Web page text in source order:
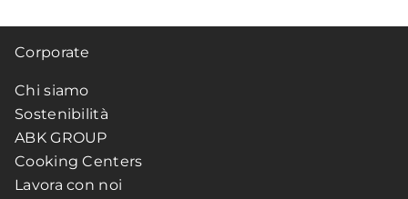
Corporate
Chi siamo
Sostenibilità
ABK GROUP
Cooking Centers
Lavora con noi